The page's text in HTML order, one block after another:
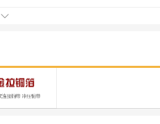
15,105 -70